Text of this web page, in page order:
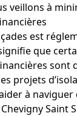
veillons à
est
que
sont
projets
à
Saint